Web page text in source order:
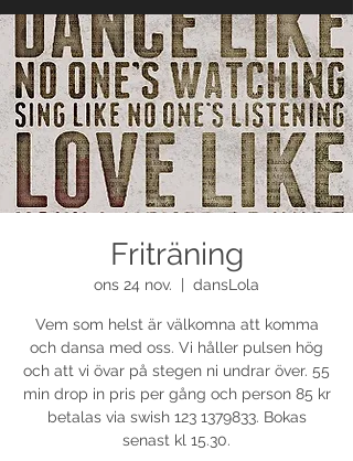
Friträning
ons 24 nov. dansLola
Vem som helst är välkomna att komma
och dansa med oss. Vi håller pulsen hög
och att vi övar på stegen ni undrar över. 55
min drop in pris per gång och person 85 kr
betalas via swish 123 1379833. Bokas
senast kl 15.30.